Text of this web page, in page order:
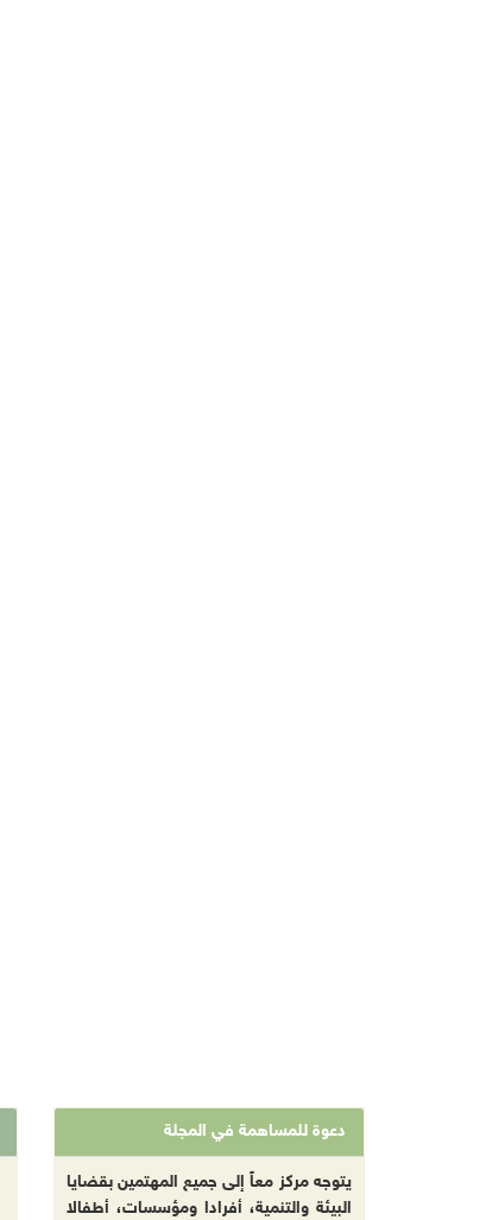
دعوة للمساهمة في المجلة
يتوجه مركز معاً إلى جميع المهتمين بقضايا
البيئة والتنمية، أفرادا ومؤسسات، أطفالا